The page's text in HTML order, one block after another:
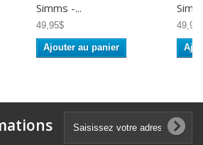
Simms -...
49,95$
Ajouter au panier